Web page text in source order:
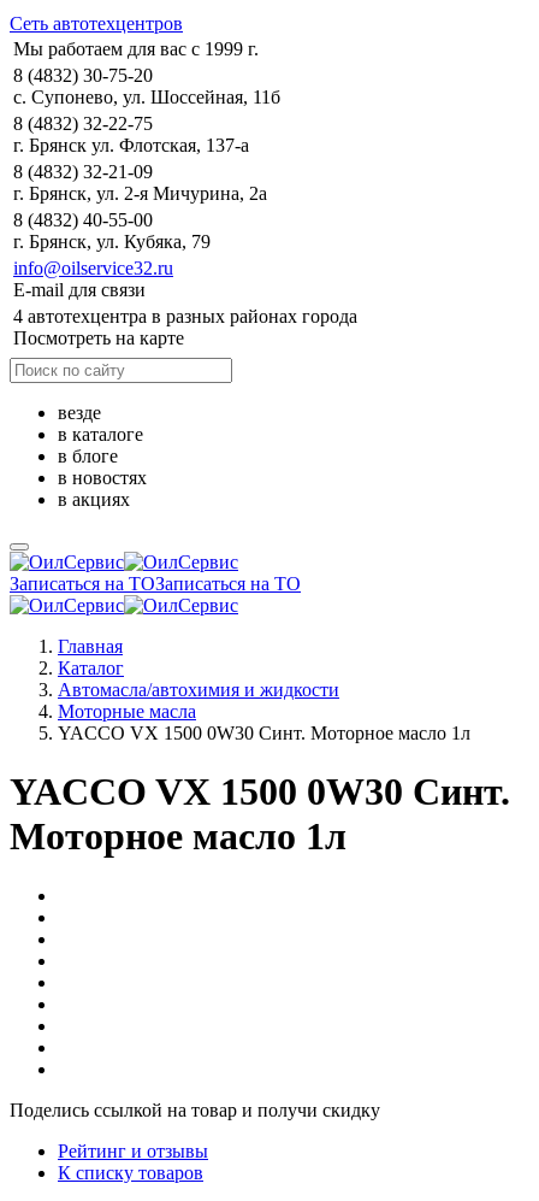
Сеть автотехцентров
Мы работаем для вас с 1999 г.
8 (4832) 30-75-20
с. Супонево, ул. Шоссейная, 11б
8 (4832) 32-22-75
г. Брянск ул. Флотская, 137-а
8 (4832) 32-21-09
г. Брянск, ул. 2-я Мичурина, 2а
8 (4832) 40-55-00
г. Брянск, ул. Кубяка, 79
info@oilservice32.ru
E-mail для связи
4 автотехцентра в разных районах города
Посмотреть на карте
везде
в каталоге
в блоге
в новостях
в акциях
Записаться на ТОЗаписаться на ТО
Главная
Каталог
Автомасла/автохимия и жидкости
Моторные масла
YACCO VX 1500 0W30 Синт. Моторное масло 1л
YACCO VX 1500 0W30 Синт.
Моторное масло 1л
Поделись ссылкой на товар и получи скидку
Рейтинг и отзывы
К списку товаров